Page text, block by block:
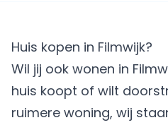
Huis kopen in Filmwijk?
Wil jij ook wonen in
huis koopt of wilt
ruimere woning, wij